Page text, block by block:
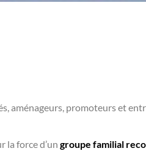
aménageurs, promoteurs et
la force d’un groupe familial